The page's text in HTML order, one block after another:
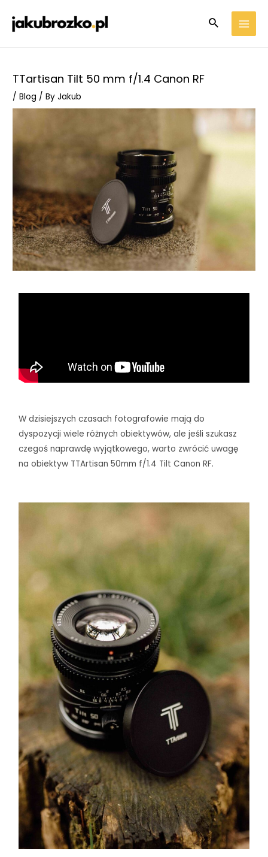
TTartisan Tilt 50 mm f/1.4 Canon RF
/Blog / ByJakub
W dzisiejszych czasach fotografowie mają do
dyspozycji wiele różnych obiektywów, ale jeśli szukasz
czegoś naprawdę wyjątkowego, warto zwrócić uwagę
na obiektyw TTArtisan 50mm f/1.4 Tilt Canon RF.